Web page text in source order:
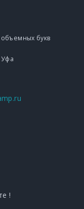
объемных букв
Уфа
!